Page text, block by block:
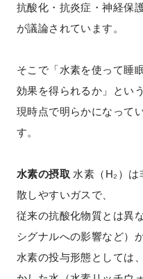
抗酸化・抗炎症・神経保
が議論されています。
そこで「水素を使って睡
効果を得られるか」とい
現時点で明らかになって
す。
水素の摂取 水素（H₂）
散しやすいガスで、
従来の抗酸化物質とは異
シグナルへの影響など）
水素の投与形態としては